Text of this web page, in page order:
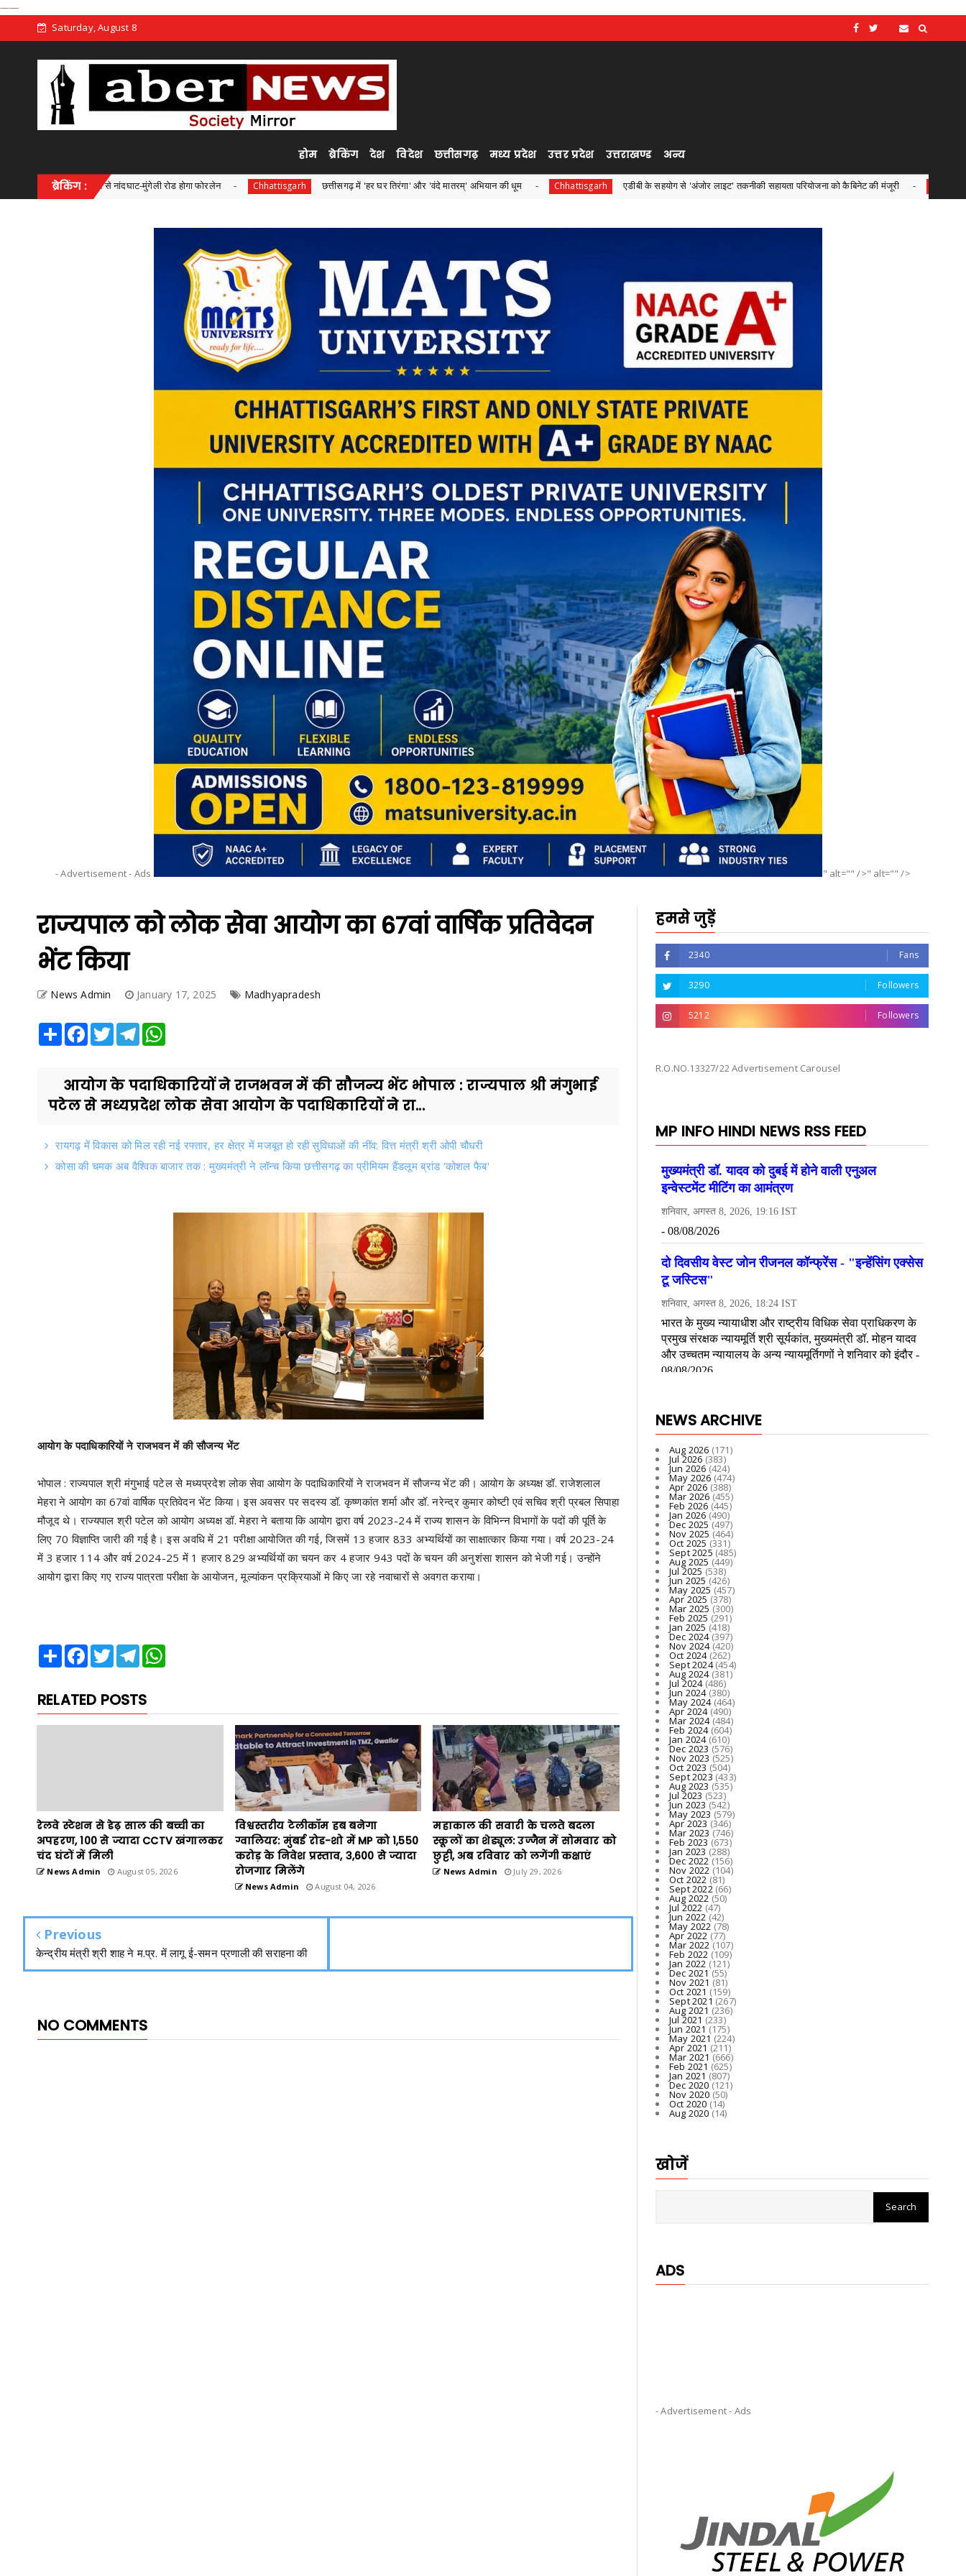
——
Saturday, August 8
होम ब्रेकिंग देश विदेश छत्तीसगढ़ मध्य प्रदेश उत्तर प्रदेश उत्तराखण्ड अन्य
ब्रेकिंग :
लागत से नांदघाट-मुंगेली रोड होगा फोरलेन Chhattisgarh छत्तीसगढ़ में 'हर घर तिरंगा' और 'वंदे मातरम्' अभियान की धूम Chhattisgarh एडीबी के सहयोग से 'अंजोर लाइट' तकनीकी सहायता परियोजना को कैबिनेट की मंजूरी Chhattisgarh
- Advertisement - Ads " alt="" />" alt="" />
राज्यपाल को लोक सेवा आयोग का 67वां वार्षिक प्रतिवेदन
भेंट किया
News Admin January 17, 2025 Madhyapradesh
Share Facebook
TwitterTelegram
आयोग के पदाधिकारियों ने राजभवन में की सौजन्य भेंट भोपाल : राज्यपाल श्री मंगुभाई
पटेल से मध्यप्रदेश लोक सेवा आयोग के पदाधिकारियों ने रा...
रायगढ़ में विकास को मिल रही नई रफ्तार, हर क्षेत्र में मजबूत हो रही सुविधाओं की नींव: वित्त मंत्री श्री ओपी चौधरी
कोसा की चमक अब वैश्विक बाजार तक : मुख्यमंत्री ने लॉन्च किया छत्तीसगढ़ का प्रीमियम हैंडलूम ब्रांड 'कोशल फैब'
आयोग के पदाधिकारियों ने राजभवन में की सौजन्य भेंट
भोपाल : राज्यपाल श्री मंगुभाई पटेल से मध्यप्रदेश लोक सेवा आयोग के पदाधिकारियों ने राजभवन में सौजन्य भेंट की। आयोग के अध्यक्ष डॉ. राजेशलाल
मेहरा ने आयोग का 67वां वार्षिक प्रतिवेदन भेंट किया। इस अवसर पर सदस्य डॉ. कृष्णकांत शर्मा और डॉ. नरेन्द्र कुमार कोष्टी एवं सचिव श्री प्रबल सिपाहा
मौजूद थे। राज्यपाल श्री पटेल को आयोग अध्यक्ष डॉ. मेहरा ने बताया कि आयोग द्वारा वर्ष 2023-24 में राज्य शासन के विभिन्न विभागों के पदों की पूर्ति के
लिए 70 विज्ञाप्ति जारी की गई है। इस अवधि में 21 परीक्षा आयोजित की गई, जिसमें 13 हजार 833 अभ्यर्थियों का साक्षात्कार किया गया। वर्ष 2023-24
में 3 हजार 114 और वर्ष 2024-25 में 1 हजार 829 अभ्यर्थियों का चयन कर 4 हजार 943 पदों के चयन की अनुशंसा शासन को भेजी गई। उन्होंने
आयोग द्वारा किए गए राज्य पात्रता परीक्षा के आयोजन, मूल्यांकन प्रक्रियाओं मे किए जा रहे नवाचारों से अवगत कराया।
Share Facebook
TwitterTelegram
RELATED POSTS
रेलवे स्टेशन से डेढ़ साल की बच्ची का
अपहरण, 100 से ज्यादा CCTV खंगालकर
चंद घंटों में मिली
News Admin August 05, 2026
विश्वस्तरीय टेलीकॉम हब बनेगा
ग्वालियर: मुंबई रोड-शो में MP को 1,550
करोड़ के निवेश प्रस्ताव, 3,600 से ज्यादा
रोजगार मिलेंगे
News Admin August 04, 2026
महाकाल की सवारी के चलते बदला
स्कूलों का शेड्यूल: उज्जैन में सोमवार को
छुट्टी, अब रविवार को लगेंगी कक्षाएं
News Admin July 29, 2026
Previous
केन्द्रीय मंत्री श्री शाह ने म.प्र. में लागू ई-समन प्रणाली की सराहना की
NO COMMENTS
हमसे जुड़ें
2340 Fans
3290 Followers
5212 Followers
R.O.NO.13327/22 Advertisement Carousel
MP INFO HINDI NEWS RSS FEED
NEWS ARCHIVE
Aug 2026 (171)
Jul 2026 (383)
Jun 2026(424)
May 2026(474)
Apr 2026 (388)
Mar 2026(455)
Feb 2026 (445)
Jan 2026 (490)
Dec 2025(497)
Nov 2025 (464)
Oct 2025 (331)
Sept 2025 (485)
Aug 2025 (449)
Jul 2025 (538)
Jun 2025(426)
May 2025(457)
Apr 2025 (378)
Mar 2025 (300)
Feb 2025 (291)
Jan 2025 (418)
Dec 2024(397)
Nov 2024(420)
Oct 2024(262)
Sept 2024(454)
Aug 2024(381)
Jul 2024(486)
Jun 2024(380)
May 2024(464)
Apr 2024(490)
Mar 2024(484)
Feb 2024(604)
Jan 2024(610)
Dec 2023(576)
Nov 2023 (525)
Oct 2023 (504)
Sept 2023 (433)
Aug 2023 (535)
Jul 2023 (523)
Jun 2023(542)
May 2023(579)
Apr 2023 (346)
Mar 2023 (746)
Feb 2023 (673)
Jan 2023 (288)
Dec 2022(156)
Nov 2022 (104)
Oct 2022 (81)
Sept 2022(66)
Aug 2022 (50)
Jul 2022 (47)
Jun 2022(42)
May 2022(78)
Apr 2022 (77)
Mar 2022(107)
Feb 2022 (109)
Jan 2022 (121)
Dec 2021 (55)
Nov 2021 (81)
Oct 2021 (159)
Sept 2021 (267)
Aug 2021 (236)
Jul 2021 (233)
Jun 2021(175)
May 2021(224)
Apr 2021 (211)
Mar 2021 (666)
Feb 2021 (625)
Jan 2021 (807)
Dec 2020(121)
Nov 2020 (50)
Oct 2020 (14)
Aug 2020(14)
खोजें
ADS
- Advertisement - Ads